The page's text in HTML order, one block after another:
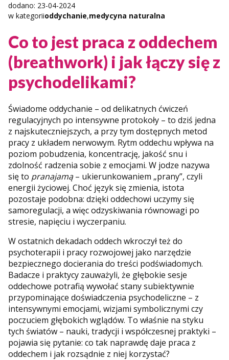
dodano: 23-04-2024
w kategoriioddychanie,medycyna naturalna
Co to jest praca z oddechem
(breathwork) i jak łączy się z
psychodelikami?
Świadome oddychanie – od delikatnych ćwiczeń
regulacyjnych po intensywne protokoły – to dziś jedna
z najskuteczniejszych, a przy tym dostępnych metod
pracy z układem nerwowym. Rytm oddechu wpływa na
poziom pobudzenia, koncentrację, jakość snu i
zdolność radzenia sobie z emocjami. W jodze nazywa
się to pranajamą– ukierunkowaniem „prany”, czyli
energii życiowej. Choć język się zmienia, istota
pozostaje podobna: dzięki oddechowi uczymy się
samoregulacji, a więc odzyskiwania równowagi po
stresie, napięciu i wyczerpaniu.
W ostatnich dekadach oddech wkroczył też do
psychoterapii i pracy rozwojowej jako narzędzie
bezpiecznego docierania do treści podświadomych.
Badacze i praktycy zauważyli, że głębokie sesje
oddechowe potrafią wywołać stany subiektywnie
przypominające doświadczenia psychodeliczne – z
intensywnymi emocjami, wizjami symbolicznymi czy
poczuciem głębokich wglądów. To właśnie na styku
tych światów – nauki, tradycji i współczesnej praktyki –
pojawia się pytanie: co tak naprawdę daje praca z
oddechem i jak rozsądnie z niej korzystać?